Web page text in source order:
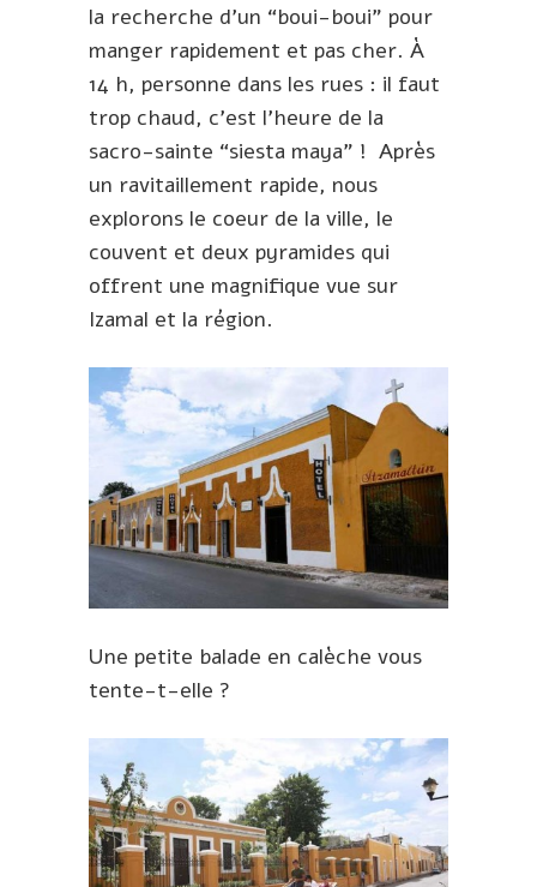
la recherche d’un “boui-boui” pour
manger rapidement et pas cher. À
14 h, personne dans les rues : il faut
trop chaud, c’est l’heure de la
sacro-sainte “siesta maya” ! Après
un ravitaillement rapide, nous
explorons le coeur de la ville, le
couvent et deux pyramides qui
offrent une magnifique vue sur
Izamal et la région.
Une petite balade en calèche vous
tente-t-elle ?